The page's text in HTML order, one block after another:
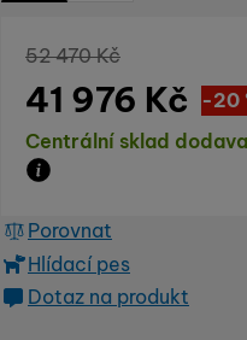
Dostupnost
Centrální sklad
Původní cena
52 470Kč
10
(
-20
41 976 Kč
Porovnat
Hlídací pes
Dotaz na produkt